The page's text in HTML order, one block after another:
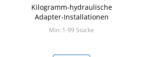
Kilogramm-hydraulische
Adapter-Installationen
Min: 1-99 Stücke